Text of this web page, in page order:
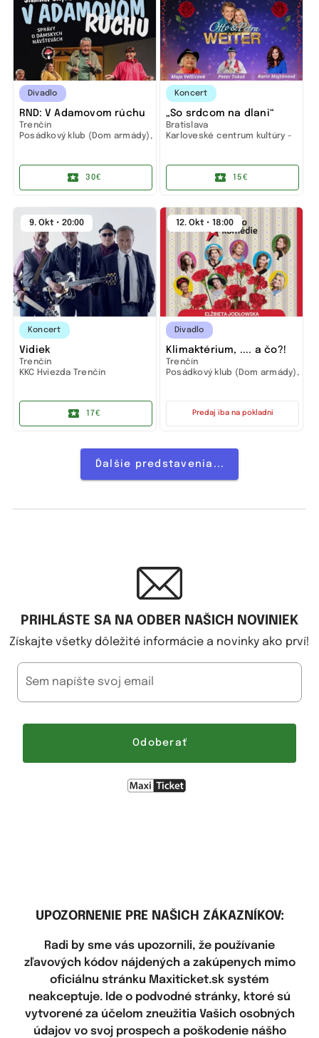
Divadlo
RND: V Adamovom rúchu
Trenčín
Posádkový klub (Dom armády),
30€
Koncert
„So srdcom na dlani“
Bratislava
Karloveské centrum kultúry -
15€
9. Okt • 20:00
Koncert
Vidiek
Trenčín
KKC Hviezda Trenčín
17€
12. Okt • 18:00
Divadlo
Klimaktérium, .... a čo?!
Trenčín
Posádkový klub (Dom armády),
Predaj iba na pokladni
Ďalšie predstavenia...
PRIHLÁSTE SA NA ODBER NAŠICH NOVINIEK
Získajte všetky dôležité informácie a novinky ako prví!
Sem napíšte svoj email
Odoberať
UPOZORNENIE PRE NAŠICH ZÁKAZNÍKOV:
Radi by sme vás upozornili, že používanie
zľavových kódov nájdených a zakúpenych mimo
oficiálnu stránku Maxiticket.sk systém
neakceptuje. Ide o podvodné stránky, ktoré sú
vytvorené za účelom zneužitia Vašich osobných
údajov vo svoj prospech a poškodenie nášho